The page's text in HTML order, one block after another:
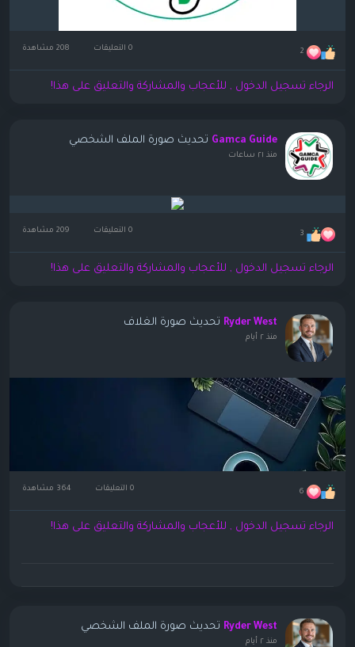
2 0 التعليقات
الرجاء تسجيل الدخول , للأعجاب والمشاركة والتعليق على هذا!
Gamca Guide تحديث صورة الملف الشخصي
منذ ٢١ ساعات
3 0 التعليقات
الرجاء تسجيل الدخول , للأعجاب والمشاركة والتعليق على هذا!
Ryder West تحديث صورة الغلاف
منذ ٢ أيام
6 0 التعليقات
الرجاء تسجيل الدخول , للأعجاب والمشاركة والتعليق على هذا!
Ryder West تحديث صورة الملف الشخصي
منذ ٢ أيام